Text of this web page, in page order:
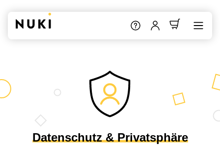
Datenschutz & Privatsphäre